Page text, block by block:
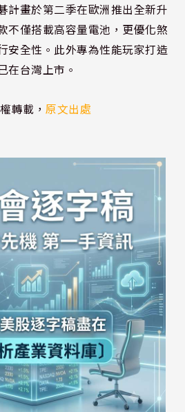
計畫於第二季在歐洲推出全新升
不僅搭載高容量電池，更優化煞
安全性。此外專為性能玩家打造
在台灣上市。
轉載，原文出處